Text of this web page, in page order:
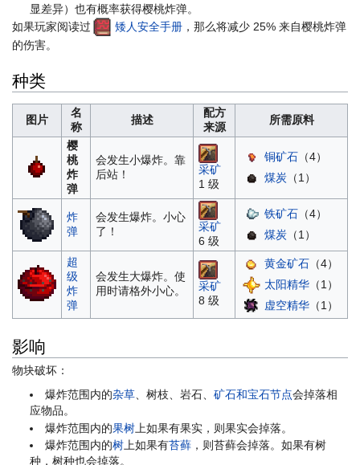
显差异）也有概率获得樱桃炸弹。
如果玩家阅读过
矮人安全手册 ，那么将减少 25% 来自樱桃炸弹
的伤害。
种类
图片
名
称
描述
配方
来源
所需原料
樱
桃
炸
弹
会发生小爆炸。靠
后站！
采矿
1 级
铜矿石（4）
煤炭（1）
炸
弹
会发生爆炸。小心
了！
采矿
6 级
铁矿石（4）
煤炭（1）
超
级
炸
弹
会发生大爆炸。使
用时请格外小心。
采矿
8 级
黄金矿石（4）
太阳精华（1）
虚空精华（1）
影响
物块破坏：
爆炸范围内的杂草、树枝、岩石、矿石和宝石节点会掉落相
应物品。
爆炸范围内的果树 上如果有果实，则果实会掉落。
爆炸范围内的树 上如果有苔藓 ，则苔藓会掉落。如果有树
种，树种也会掉落。